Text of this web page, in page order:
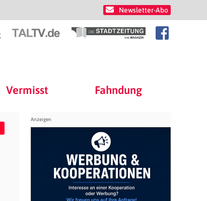
Newsletter-Abo
Vermisst Fahndung